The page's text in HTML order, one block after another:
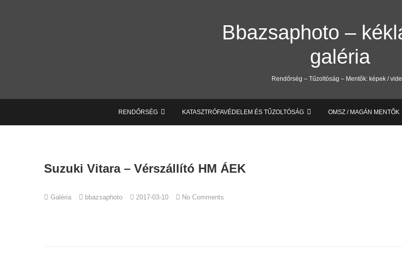
Bbazsaphoto –
galéria
Rendőrség – Tűzoltóság – Mentők: képek /
RENDŐRSÉG KATASZTRÓFAVÉDELEM ÉS TŰZOLTÓSÁG OMSZ / MAGÁN MENTŐK
Suzuki Vitara – Vérszállító HM ÁEK
Galéria bbazsaphoto 2017-03-10 No Comments